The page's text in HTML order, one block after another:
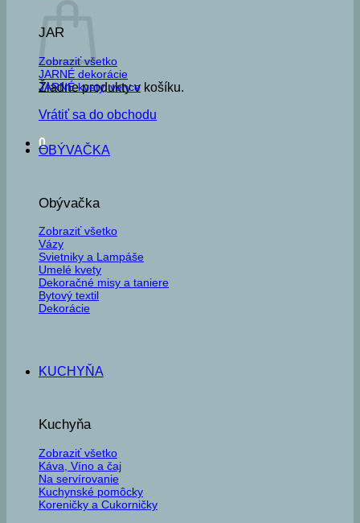
Žiadne produkty v košíku.
Vrátiť sa do obchodu
0
JAR
Zobraziť všetko
JARNÉ dekorácie
JARNÉ kvety, vence
OBÝVAČKA
Obývačka
Zobraziť všetko
Vázy
Svietniky a Lampáše
Umelé kvety
Dekoračné misy a taniere
Bytový textil
Dekorácie
KUCHYŇA
Kuchyňa
Zobraziť všetko
Káva, Víno a čaj
Na servírovanie
Kuchynské pomôcky
Koreničky a Cukorničky